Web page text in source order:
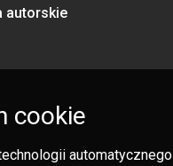
autorskie
cookie